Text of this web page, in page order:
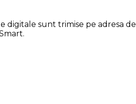
digitale sunt trimise pe adresa